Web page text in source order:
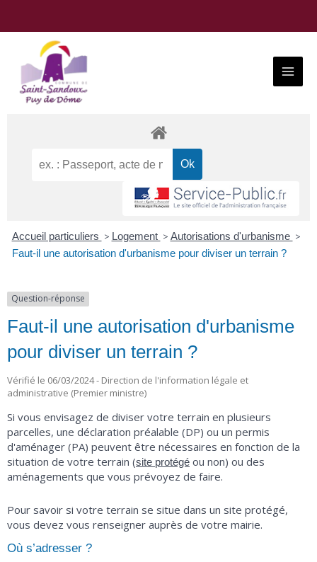
Menu
Accueil particuliers > Logement > Autorisations d'urbanisme >
Faut-il une autorisation d'urbanisme pour diviser un terrain ?
Question-réponse
Faut-il une autorisation d'urbanisme
pour diviser un terrain ?
Vérifié le 06/03/2024 - Direction de l'information légale et
administrative (Premier ministre)
Si vous envisagez de diviser votre terrain en plusieurs
parcelles, une déclaration préalable (DP) ou un permis
d'aménager (PA) peuvent être nécessaires en fonction de la
situation de votre terrain (site protégé ou non) ou des
aménagements que vous prévoyez de faire.
Pour savoir si votre terrain se situe dans un site protégé,
vous devez vous renseigner auprès de votre mairie.
Où s’adresser ?